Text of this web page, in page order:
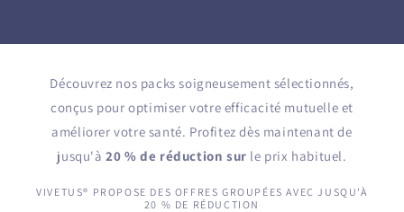
Découvrez nos packs soigneusement sélectionnés,
conçus pour optimiser votre efficacité mutuelle et
améliorer votre santé. Profitez dès maintenant de
jusqu'à20 % de réduction sur le prix habituel.
VIVETUS® PROPOSE DES OFFRES GROUPÉES AVEC JUSQU'À
20 % DE RÉDUCTION